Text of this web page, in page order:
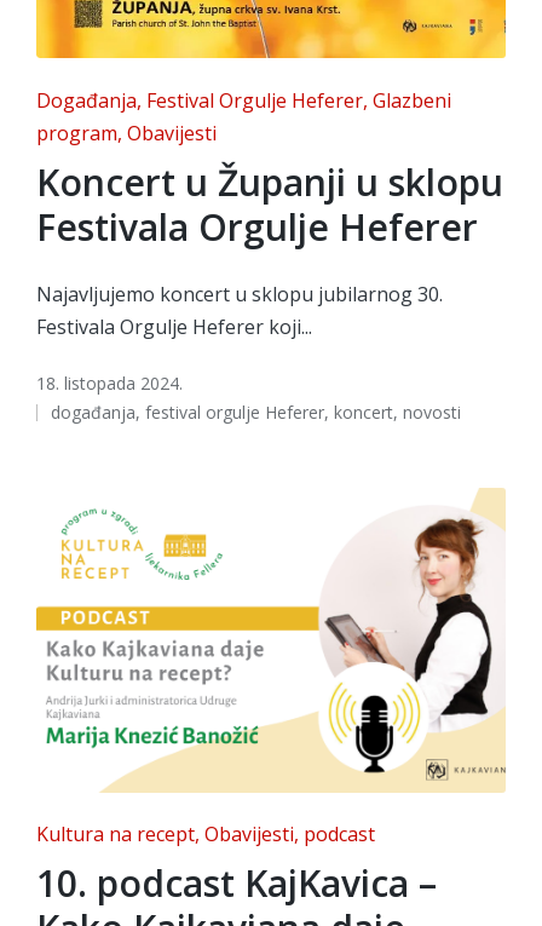
Posted
in
Događanja Festival Orgulje Heferer Glazbeni
program Obavijesti
Koncert u Županji u sklopu
Festivala Orgulje Heferer
Najavljujemo koncert u sklopu jubilarnog 30.
Festivala Orgulje Heferer koji...
18. listopada 2024.
Tags:
događanja, festival orgulje Heferer, koncert, novosti
Posted
in
Kultura na recept Obavijesti podcast
10. podcast KajKavica –